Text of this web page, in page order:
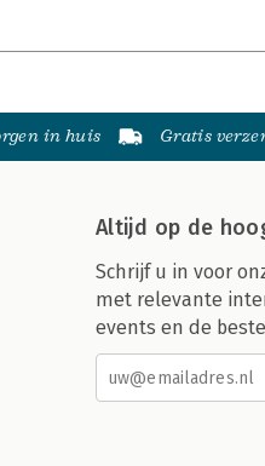
in huis Gratis
Altijd op de
Schrijf u in voor
met relevante
events en de